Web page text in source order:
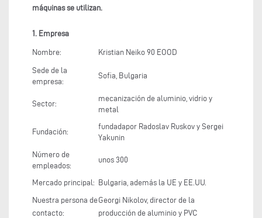
máquinas se utilizan.
1. Empresa
Nombre: Kristian Neiko 90 EOOD
Sede de la
empresa:
Sofia, Bulgaria
Sector:
mecanización de aluminio, vidrio y
metal
Fundación:
fundadapor Radoslav Ruskov y Sergei
Yakunin
Número de
empleados:
unos 300
Mercado principal: Bulgaria, además la UE y EE.UU.
Nuestra persona de
contacto:
Georgi Nikolov, director de la
producción de aluminio y PVC